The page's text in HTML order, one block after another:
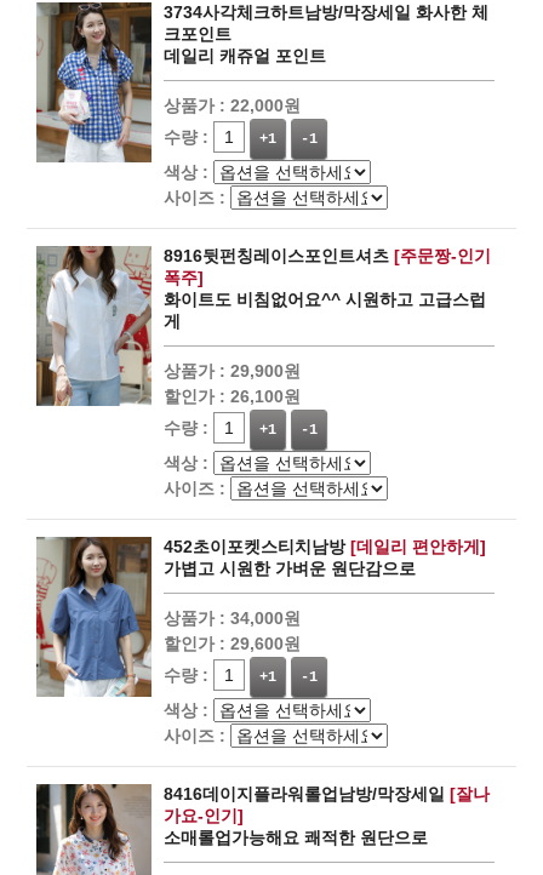
3734사각체크하트남방/막장세일 화사한 체
크포인트
데일리 캐쥬얼 포인트
상품가 : 22,000원
수량 :
+1 -1
색상 :
사이즈 :
8916뒷펀칭레이스포인트셔츠 [주문짱-인기
폭주]
화이트도 비침없어요^^ 시원하고 고급스럽
게
상품가 : 29,900원
할인가 : 26,100원
수량 :
+1 -1
색상 :
사이즈 :
452초이포켓스티치남방[데일리 편안하게]
가볍고 시원한 가벼운 원단감으로
상품가 : 34,000원
할인가 : 29,600원
수량 :
+1 -1
색상 :
사이즈 :
8416데이지플라워롤업남방/막장세일 [잘나
가요-인기]
소매롤업가능해요 쾌적한 원단으로